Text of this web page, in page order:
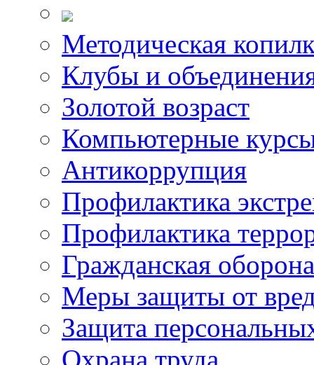
Методическая
Клубы и
Золотой возраст
Компьютерные
Антикоррупция
Профилактика
Профилактика
Гражданская оборона
Меры защиты от
Защита